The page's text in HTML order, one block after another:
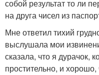
собой результат то ли
на друга чисел из
Мне ответил тихий
выслушала мои
сказала, что я дурачок,
простительно, и